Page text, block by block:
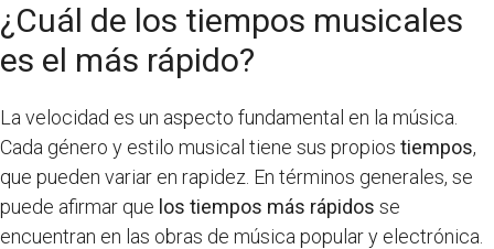
¿Cuál de los tiempos musicales
es el más rápido?
La velocidad es un aspecto fundamental en la música.
Cada género y estilo musical tiene sus propios tiempos,
que pueden variar en rapidez. En términos generales, se
puede afirmar que los tiempos más rápidos se
encuentran en las obras de música popular y electrónica.